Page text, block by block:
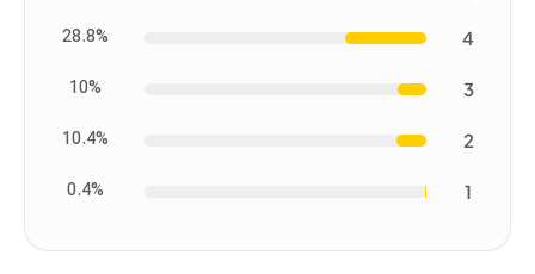
4
28.8%
3
10%
2
10.4%
1
0.4%